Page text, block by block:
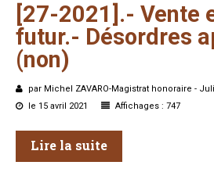
[27-2021].- Vente
futur.- Désordres
(non)
par Michel ZAVARO-Magistrat honoraire -
le 15 avril 2021
Affichages : 747
Lire la suite